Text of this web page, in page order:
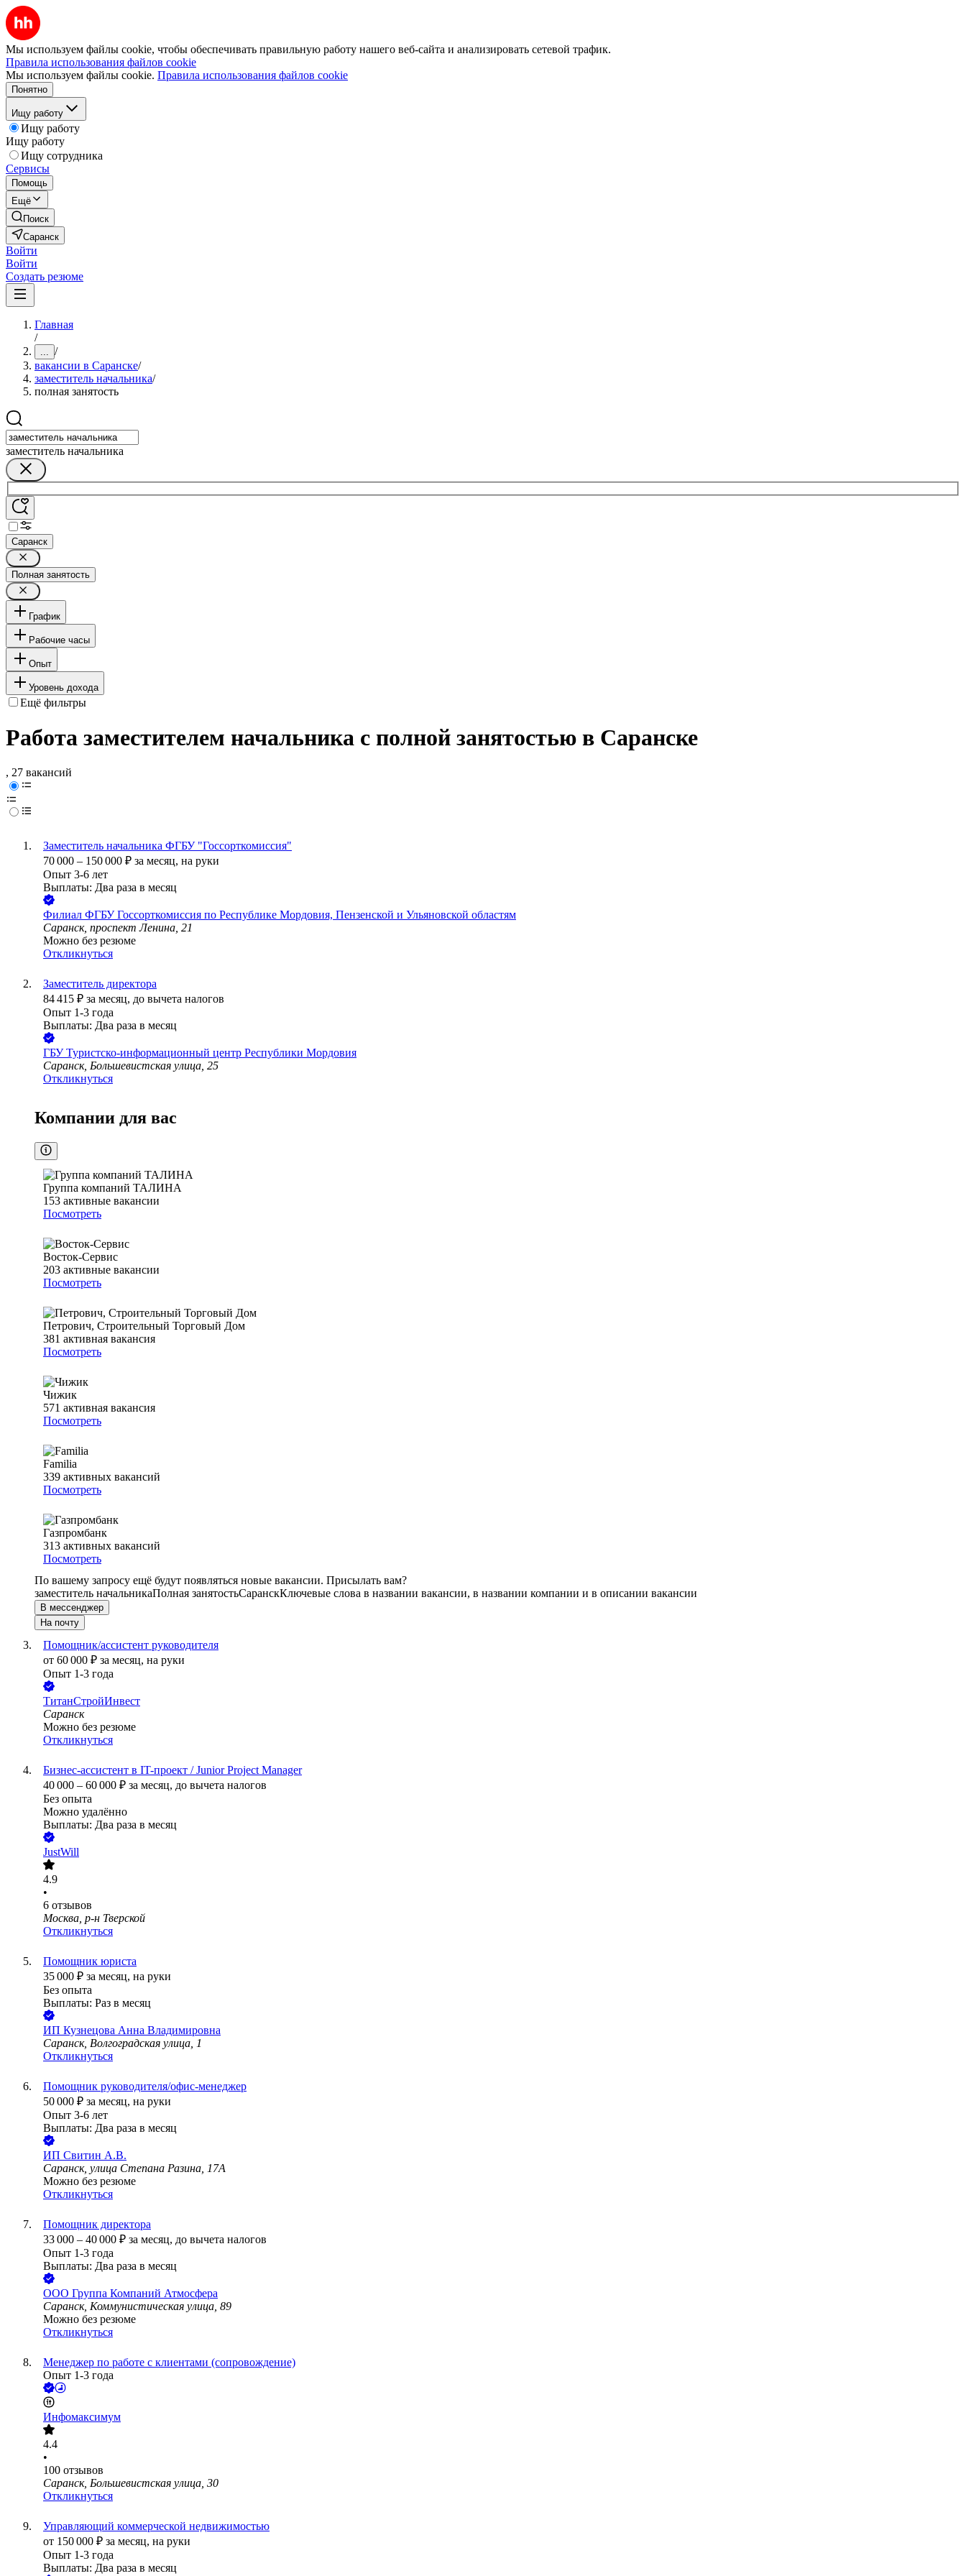
Мы используем файлы cookie, чтобы обеспечивать правильную работу нашего веб-сайта и анализировать сетевой трафик.
Правила использования файлов cookie
Мы используем файлы cookie. Правила использования файлов cookie
Понятно
Ищу работу
Ищу работу
Ищу работу
Ищу сотрудника
Сервисы
Помощь
Ещё
Поиск
Саранск
Войти
Войти
Создать резюме
Главная
/
... /
вакансии в Саранске/
заместитель начальника/
полная занятость
заместитель начальника
Саранск
Полная занятость
График
Рабочие часы
Опыт
Уровень дохода
Ещё фильтры
Работа заместителем начальника с полной занятостью в Саранске
, 27 вакансий
Заместитель начальника ФГБУ "Госсорткомиссия"
70 000 – 150 000 ₽ за месяц, на руки
Опыт 3-6 лет
Выплаты: Два раза в месяц
Филиал ФГБУ Госсорткомиссия по Республике Мордовия, Пензенской и Ульяновской областям
Саранск, проспект Ленина, 21
Можно без резюме
Откликнуться
Заместитель директора
84 415 ₽ за месяц, до вычета налогов
Опыт 1-3 года
Выплаты: Два раза в месяц
ГБУ Туристско-информационный центр Республики Мордовия
Саранск, Большевистская улица, 25
Откликнуться
Компании для вас
Группа компаний ТАЛИНА
153 активные вакансии
Посмотреть
Восток-Сервис
203 активные вакансии
Посмотреть
Петрович, Строительный Торговый Дом
381 активная вакансия
Посмотреть
Чижик
571 активная вакансия
Посмотреть
Familia
339 активных вакансий
Посмотреть
Газпромбанк
313 активных вакансий
Посмотреть
По вашему запросу ещё будут появляться новые вакансии. Присылать вам?
заместитель начальникаПолная занятостьСаранскКлючевые слова в названии вакансии, в названии компании и в описании вакансии
В мессенджер
На почту
Помощник/ассистент руководителя
от 60 000 ₽ за месяц, на руки
Опыт 1-3 года
ТитанСтройИнвест
Саранск
Можно без резюме
Откликнуться
Бизнес-ассистент в IT-проект / Junior Project Manager
40 000 – 60 000 ₽ за месяц, до вычета налогов
Без опыта
Можно удалённо
Выплаты: Два раза в месяц
JustWill
4.9
•
6 отзывов
Москва, р-н Тверской
Откликнуться
Помощник юриста
35 000 ₽ за месяц, на руки
Без опыта
Выплаты: Раз в месяц
ИП Кузнецова Анна Владимировна
Саранск, Волгоградская улица, 1
Откликнуться
Помощник руководителя/офис-менеджер
50 000 ₽ за месяц, на руки
Опыт 3-6 лет
Выплаты: Два раза в месяц
ИП Свитин А.В.
Саранск, улица Степана Разина, 17А
Можно без резюме
Откликнуться
Помощник директора
33 000 – 40 000 ₽ за месяц, до вычета налогов
Опыт 1-3 года
Выплаты: Два раза в месяц
ООО Группа Компаний Атмосфера
Саранск, Коммунистическая улица, 89
Можно без резюме
Откликнуться
Менеджер по работе с клиентами (сопровождение)
Опыт 1-3 года
Инфомаксимум
4.4
•
100 отзывов
Саранск, Большевистская улица, 30
Откликнуться
Управляющий коммерческой недвижимостью
от 150 000 ₽ за месяц, на руки
Опыт 1-3 года
Выплаты: Два раза в месяц